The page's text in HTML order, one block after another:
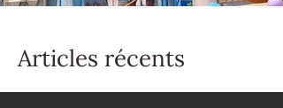
Articles récents